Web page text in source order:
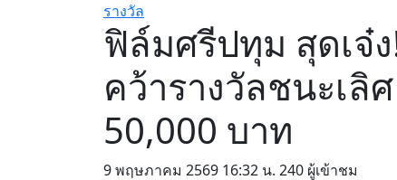
รางวัล
ฟิล์มศรีปทุม สุดเจ๋
คว้ารางวัลชนะเลิ
50,000 บาท
9 พฤษภาคม 2569 16:32 น. 240 ผู้เข้าชม